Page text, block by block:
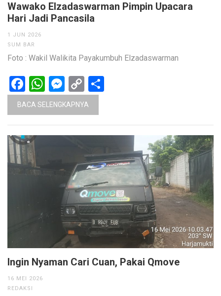
Wawako Elzadaswarman Pimpin Upacara
Hari Jadi Pancasila
1 JUN 2026
SUM BAR
Foto : Wakil Walikita Payakumbuh Elzadaswarman
Facebook
WhatsApp
Messenger
Copy
Link
BACA SELENGKAPNYA
Ingin Nyaman Cari Cuan, Pakai Qmove
16 MEI 2026
REDAKSI